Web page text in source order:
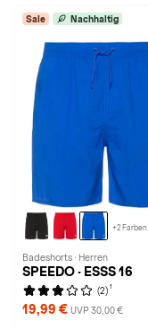
Sale Nachhaltig
+2 Farben
Badeshorts · Herren
SPEEDO · ESSS 16
(2) 1
19,99 € UVP 30,00 €